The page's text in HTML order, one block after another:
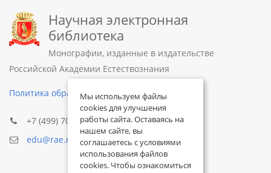
Научная электронная
библиотека
Монографии, изданные в издательстве
Российской Академии Естествознания
Политика обработки персональных данных
+7 (499) 705-72-30
edu@rae.ru
Мы используем файлы
cookies для улучшения
работы сайта. Оставаясь на
нашем сайте, вы
соглашаетесь с условиями
использования файлов
cookies. Чтобы ознакомиться